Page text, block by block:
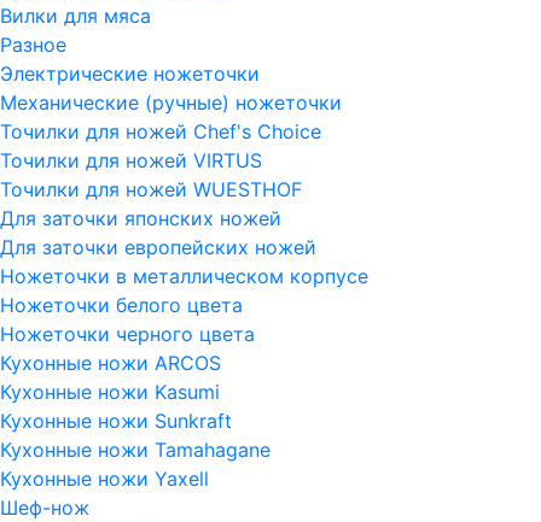
Вилки для мяса
Разное
Электрические ножеточки
Механические (ручные) ножеточки
Точилки для ножей Chef's Choice
Точилки для ножей VIRTUS
Точилки для ножей WUESTHOF
Для заточки японских ножей
Для заточки европейских ножей
Ножеточки в металлическом корпусе
Ножеточки белого цвета
Ножеточки черного цвета
Кухонные ножи ARCOS
Кухонные ножи Kasumi
Кухонные ножи Sunkraft
Кухонные ножи Tamahagane
Кухонные ножи Yaxell
Шеф-нож